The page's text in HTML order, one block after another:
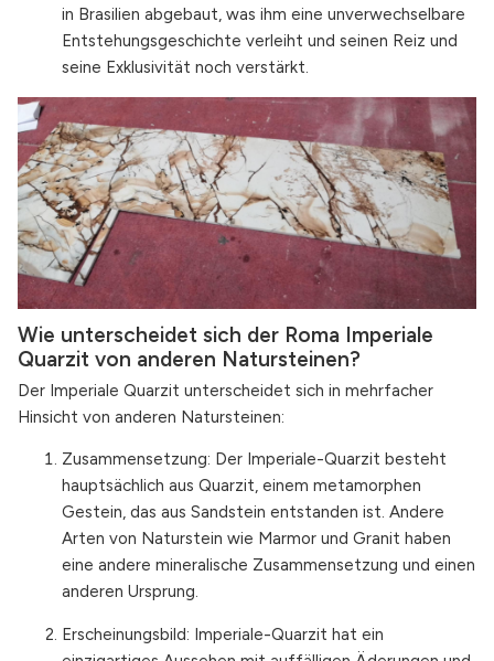
in Brasilien abgebaut, was ihm eine unverwechselbare
Entstehungsgeschichte verleiht und seinen Reiz und
seine Exklusivität noch verstärkt.
Wie unterscheidet sich der Roma Imperiale
Quarzit von anderen Natursteinen?
Der Imperiale Quarzit unterscheidet sich in mehrfacher
Hinsicht von anderen Natursteinen:
Zusammensetzung: Der Imperiale-Quarzit besteht
hauptsächlich aus Quarzit, einem metamorphen
Gestein, das aus Sandstein entstanden ist. Andere
Arten von Naturstein wie Marmor und Granit haben
eine andere mineralische Zusammensetzung und einen
anderen Ursprung.
Erscheinungsbild: Imperiale-Quarzit hat ein